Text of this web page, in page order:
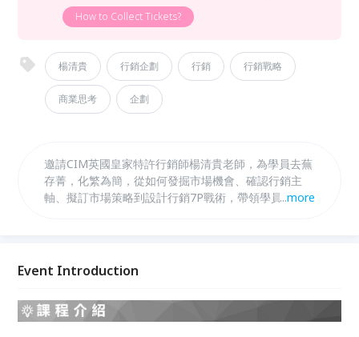
How to Collect Tickets?
楊清貴 行銷企劃 行銷 行銷戰略
商業思考 企劃
邀請CIM英國皇家特許行銷師楊清貴老師，為學員去蕪
存菁，化繁為簡，從如何發掘市場機會、確認行銷主
軸、擬訂市場策略到設計行銷7P戰術，帶領學員學習
...more
Event Introduction